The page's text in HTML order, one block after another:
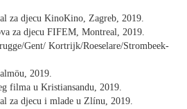
za djecu KinoKino, Zagreb, 2019.
za djecu FIFEM, Montreal, 2019.
Gent/ Kortrijk/Roeselare/Strombeek-
2019.
filma u Kristiansandu, 2019.
za djecu i mlade u Zlínu, 2019.